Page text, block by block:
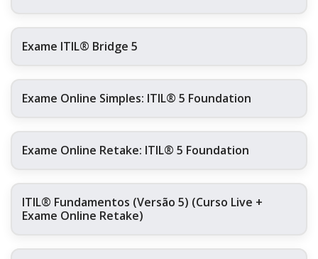
Exame ITIL® Bridge 5
Exame Online Simples: ITIL® 5 Foundation
Exame Online Retake: ITIL® 5 Foundation
ITIL® Fundamentos (Versão 5) (Curso Live +
Exame Online Retake)